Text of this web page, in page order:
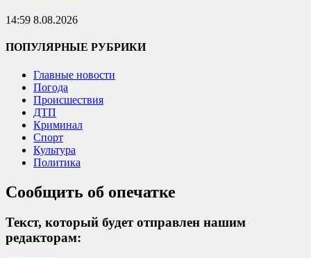
14:59 8.08.2026
ПОПУЛЯРНЫЕ РУБРИКИ
Главные новости
Погода
Происшествия
ДТП
Криминал
Спорт
Культура
Политика
Сообщить об опечатке
Текст, который будет отправлен нашим
редакторам: